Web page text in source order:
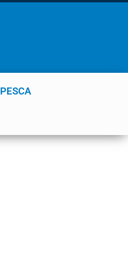
PESCA